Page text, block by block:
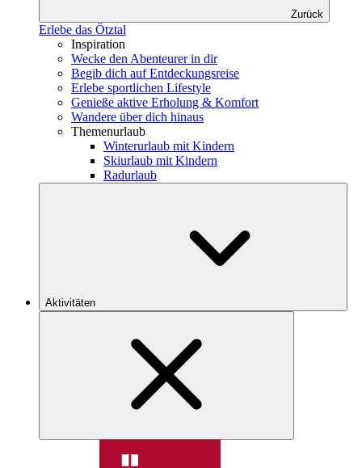
Zurück
Erlebe das Ötztal
Inspiration
Wecke den Abenteurer in dir
Begib dich auf Entdeckungsreise
Erlebe sportlichen Lifestyle
Genieße aktive Erholung & Komfort
Wandere über dich hinaus
Themenurlaub
Winterurlaub mit Kindern
Skiurlaub mit Kindern
Radurlaub
Aktivitäten